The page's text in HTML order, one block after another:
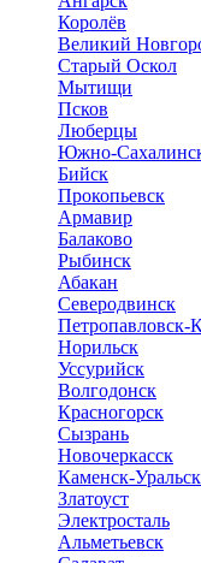
Королёв
Великий
Старый Оскол
Мытищи
Псков
Люберцы
Южно-
Бийск
Прокопьевск
Армавир
Балаково
Рыбинск
Абакан
Северодвинск
Петропавловск-
Норильск
Уссурийск
Волгодонск
Красногорск
Сызрань
Новочеркасск
Каменск-
Златоуст
Электросталь
Альметьевск